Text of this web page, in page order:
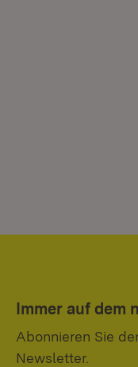
Immer auf dem
Abonnieren Sie
Newsletter.